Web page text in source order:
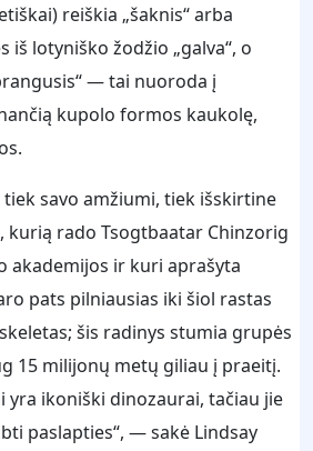
reiškia „šaknis“ arba
iš lotyniško žodžio „galva“, o
— tai nuoroda į
kupolo formos kaukolę,
savo amžiumi, tiek išskirtine
kurią rado Tsogtbaatar Chinzorig
akademijos ir kuri aprašyta
pats pilniausias iki šiol rastas
šis radinys stumia grupės
15 milijonų metų giliau į praeitį.
yra ikoniški dinozaurai, tačiau jie
paslapties“, — sakė Lindsay